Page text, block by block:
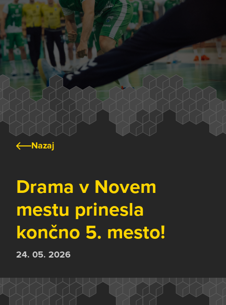
Nazaj
Drama v Novem
mestu prinesla
končno 5. mesto!
24. 05. 2026